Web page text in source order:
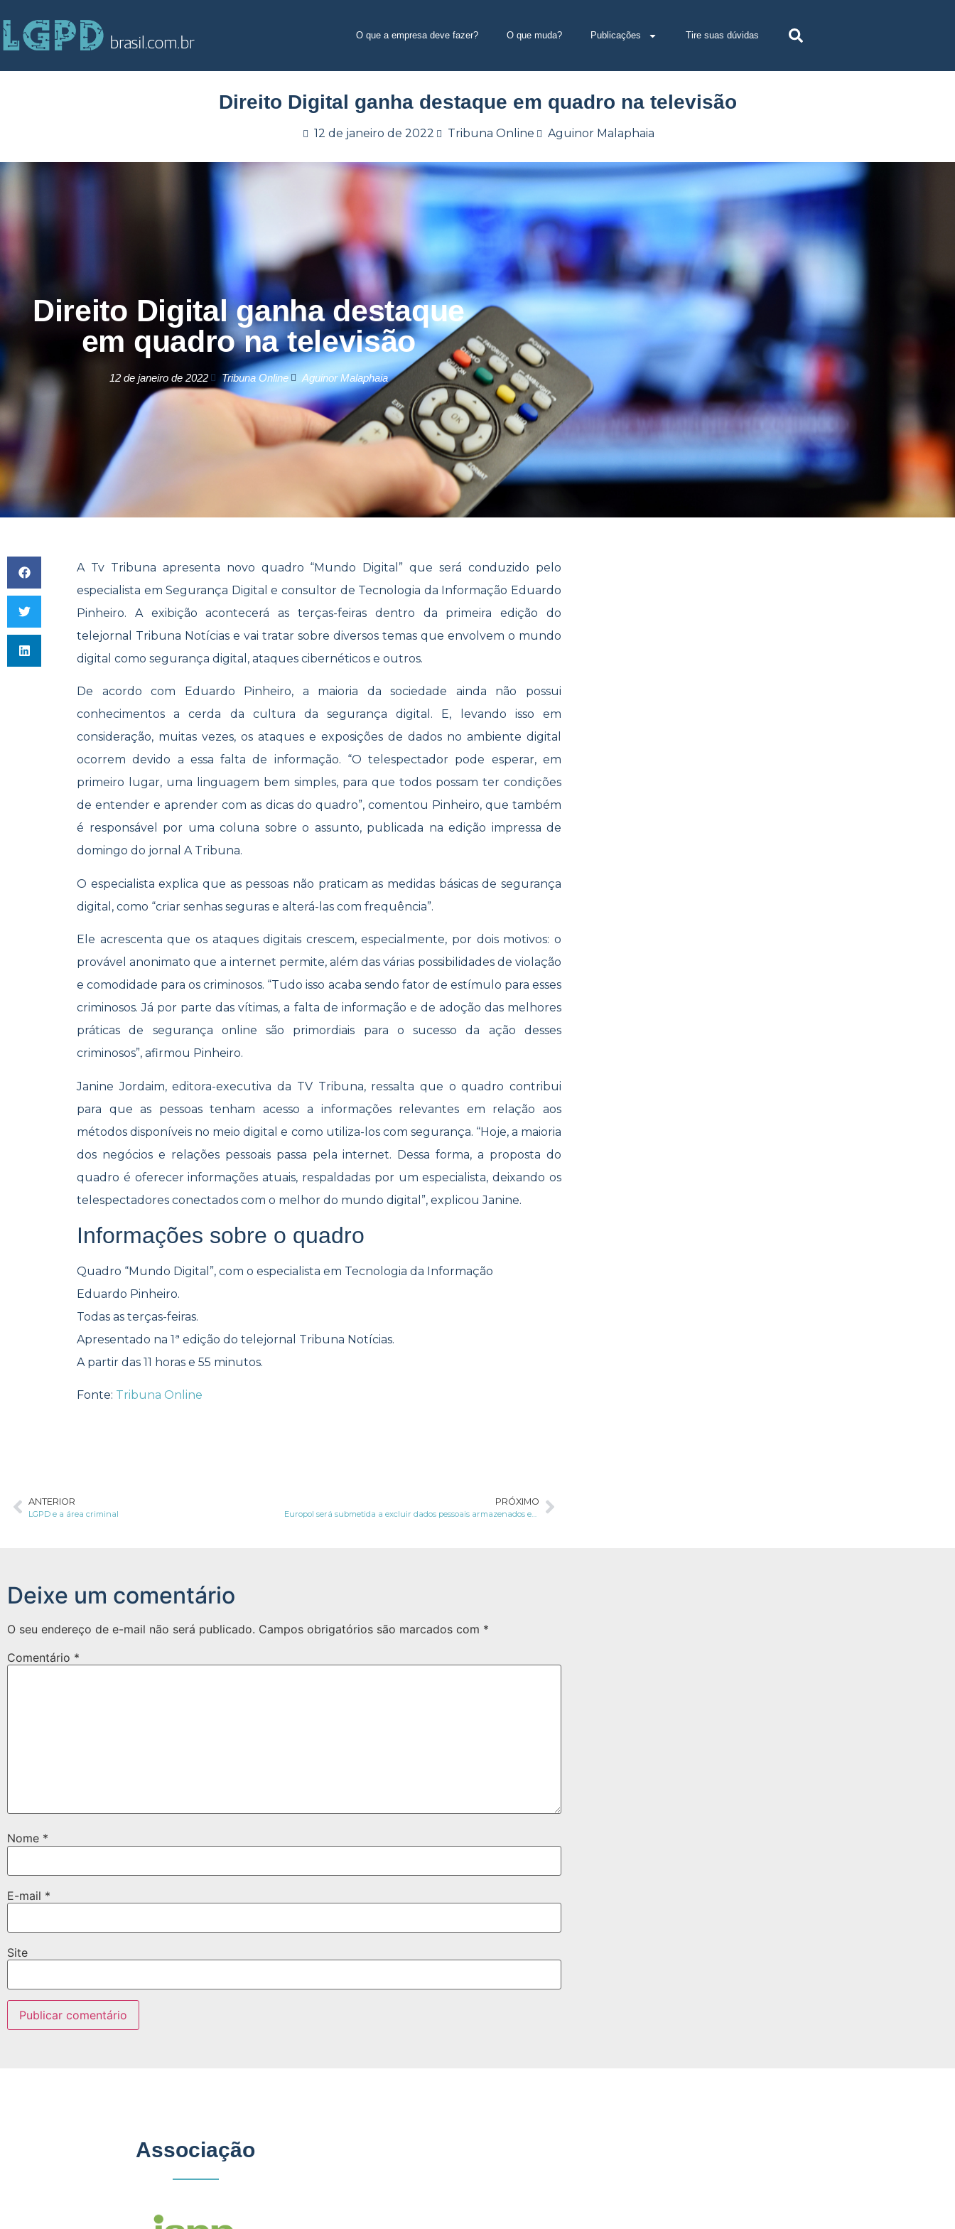
O que a empresa deve fazer? O que muda? Publicações Tire suas dúvidas
Direito Digital ganha destaque em quadro na televisão
12 de janeiro de 2022 Tribuna Online Aguinor Malaphaia
Direito Digital ganha destaque
em quadro na televisão
12 de janeiro de 2022 Tribuna Online Aguinor Malaphaia
A Tv Tribuna apresenta novo quadro “Mundo Digital” que será conduzido pelo
especialista em Segurança Digital e consultor de Tecnologia da Informação Eduardo
Pinheiro. A exibição acontecerá as terças-feiras dentro da primeira edição do
telejornal Tribuna Notícias e vai tratar sobre diversos temas que envolvem o mundo
digital como segurança digital, ataques cibernéticos e outros.
De acordo com Eduardo Pinheiro, a maioria da sociedade ainda não possui
conhecimentos a cerda da cultura da segurança digital. E, levando isso em
consideração, muitas vezes, os ataques e exposições de dados no ambiente digital
ocorrem devido a essa falta de informação. “O telespectador pode esperar, em
primeiro lugar, uma linguagem bem simples, para que todos possam ter condições
de entender e aprender com as dicas do quadro”, comentou Pinheiro, que também
é responsável por uma coluna sobre o assunto, publicada na edição impressa de
domingo do jornal A Tribuna.
O especialista explica que as pessoas não praticam as medidas básicas de segurança
digital, como “criar senhas seguras e alterá-las com frequência”.
Ele acrescenta que os ataques digitais crescem, especialmente, por dois motivos: o
provável anonimato que a internet permite, além das várias possibilidades de violação
e comodidade para os criminosos. “Tudo isso acaba sendo fator de estímulo para esses
criminosos. Já por parte das vítimas, a falta de informação e de adoção das melhores
práticas de segurança online são primordiais para o sucesso da ação desses
criminosos”, afirmou Pinheiro.
Janine Jordaim, editora-executiva da TV Tribuna, ressalta que o quadro contribui
para que as pessoas tenham acesso a informações relevantes em relação aos
métodos disponíveis no meio digital e como utiliza-los com segurança. “Hoje, a maioria
dos negócios e relações pessoais passa pela internet. Dessa forma, a proposta do
quadro é oferecer informações atuais, respaldadas por um especialista, deixando os
telespectadores conectados com o melhor do mundo digital”, explicou Janine.
Informações sobre o quadro
Quadro “Mundo Digital”, com o especialista em Tecnologia da Informação
Eduardo Pinheiro.
Todas as terças-feiras.
Apresentado na 1ª edição do telejornal Tribuna Notícias.
A partir das 11 horas e 55 minutos.
Fonte: Tribuna Online
ANTERIOR
LGPD e a área criminal
PRÓXIMO
Europol será submetida a excluir dados pessoais armazenados em seus sistemas
Deixe um comentário
O seu endereço de e-mail não será publicado. Campos obrigatórios são marcados com *
Comentário *
Nome *
E-mail *
Site
Associação